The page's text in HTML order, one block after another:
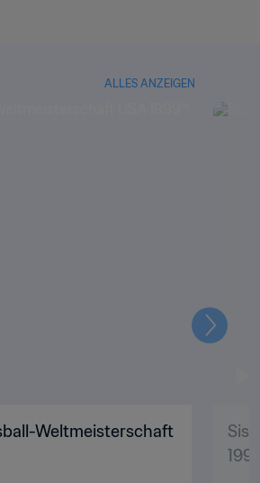
ALLES ANZEIGEN
Weltmeisterschaft
Weiter